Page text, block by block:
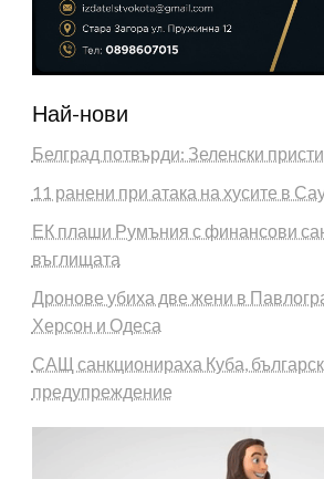
Най-нови
Белград потвърди: Зеленски
11 ранени при атака на хусите в
ЕК плаши Румъния с финансови
въглищата
Дронове убиха две жени в
Херсон и Одеса
САЩ санкционираха Куба,
предупреждение